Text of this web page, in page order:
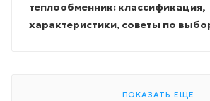
теплообменник: классификация,
характеристики, советы по
ПОКАЗАТЬ ЕЩЕ